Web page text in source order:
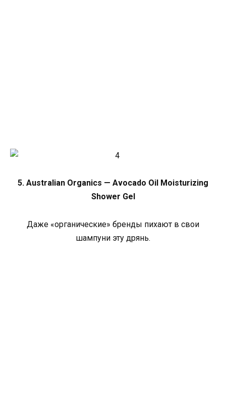
5. Australian Organics — Avocado Oil Moisturizing
Shower Gel
Даже «органические» бренды пихают в свои
шампуни эту дрянь.